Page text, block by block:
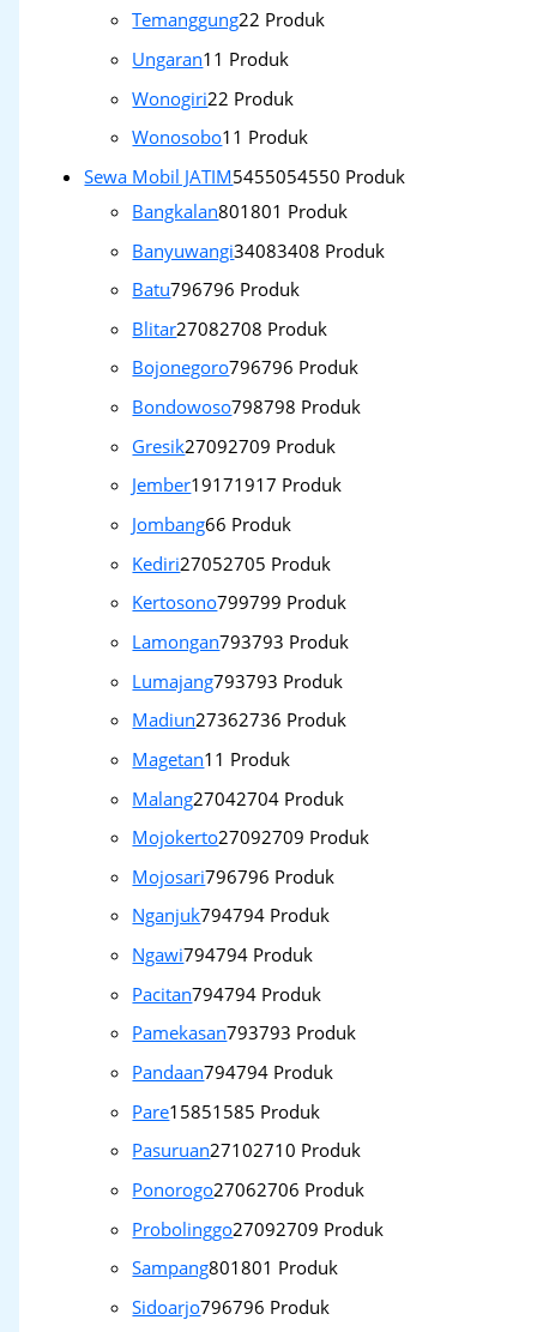
Temanggung22 Produk
Ungaran1 1 Produk
Wonogiri22 Produk
Wonosobo1 1 Produk
Sewa Mobil JATIM5455054550 Produk
Bangkalan801801 Produk
Banyuwangi34083408 Produk
Batu796796 Produk
Blitar27082708 Produk
Bojonegoro796796 Produk
Bondowoso798798 Produk
Gresik27092709 Produk
Jember19171917 Produk
Jombang66 Produk
Kediri27052705 Produk
Kertosono799799 Produk
Lamongan793793 Produk
Lumajang793793 Produk
Madiun27362736 Produk
Magetan1 1 Produk
Malang27042704 Produk
Mojokerto27092709 Produk
Mojosari796796 Produk
Nganjuk794794 Produk
Ngawi794794 Produk
Pacitan794794 Produk
Pamekasan793793 Produk
Pandaan794794 Produk
Pare15851585 Produk
Pasuruan27102710 Produk
Ponorogo27062706 Produk
Probolinggo27092709 Produk
Sampang801801 Produk
Sidoarjo796796 Produk